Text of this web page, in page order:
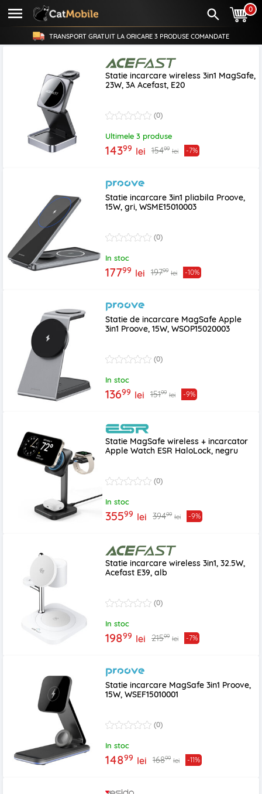
0
TRANSPORT GRATUIT LA ORICARE 3 PRODUSE COMANDATE
Statie incarcare wireless 3in1 MagSafe,
23W, 3A Acefast, E20
(0)
Ultimele 3 produse
14399 lei 15499 lei -7%
Statie incarcare 3in1 pliabila Proove,
15W, gri, WSME15010003
(0)
In stoc
17799 lei 19799 lei -10%
Statie de incarcare MagSafe Apple
3in1 Proove, 15W, WSOP15020003
(0)
In stoc
13699 lei 15199 lei -9%
Statie MagSafe wireless + incarcator
Apple Watch ESR HaloLock, negru
(0)
In stoc
35599 lei 39499 lei -9%
Statie incarcare wireless 3in1, 32.5W,
Acefast E39, alb
(0)
In stoc
19899 lei 21599 lei -7%
Statie incarcare MagSafe 3in1 Proove,
15W, WSEF15010001
(0)
In stoc
14899 lei 16899 lei -11%